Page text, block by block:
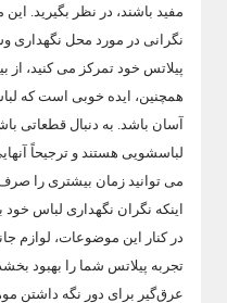
مفید باشند، در نظر بگیرید.
نگرانی در مورد محل نگهداری
پیلاتس خود تمرکز می کنید، از
همچنین، ایده خوبی است که
آسان باشد. به دنبال قطعاتی
لباسشویی هستند و ترجیحاً
می توانید زمان بیشتری را
اینکه نگران نگهداری لباس خود
در کنار این موضوعات، لوازم
تجربه پیلاتس شما را بهبود
عرق‌گیر برای دور نگه داشتن